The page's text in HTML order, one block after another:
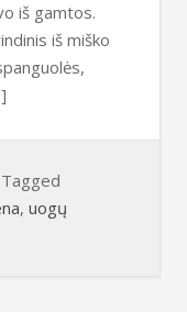
iš gamtos.
iš miško
Tagged
, uogų